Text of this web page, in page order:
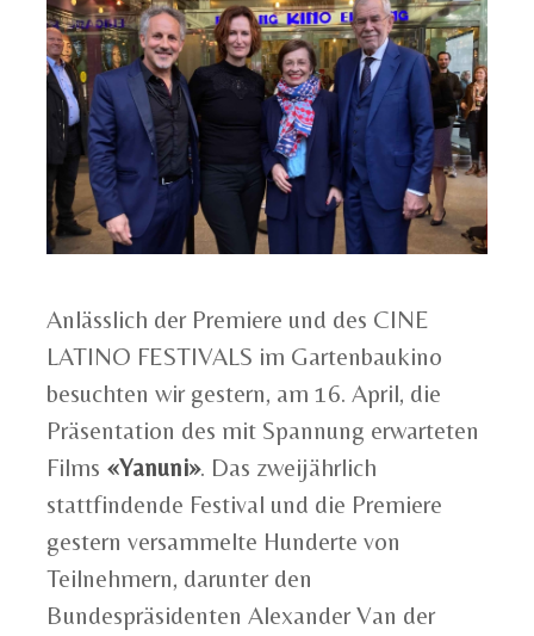
Anlässlich der Premiere und des CINE
LATINO FESTIVALS im Gartenbaukino
besuchten wir gestern, am 16. April, die
Präsentation des mit Spannung erwarteten
Films «Yanuni». Das zweijährlich
stattfindende Festival und die Premiere
gestern versammelte Hunderte von
Teilnehmern, darunter den
Bundespräsidenten Alexander Van der